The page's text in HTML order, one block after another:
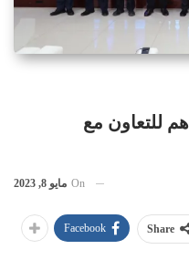
تفاهم للتعاون مع
On مايو 8, 2023
Share
Facebook